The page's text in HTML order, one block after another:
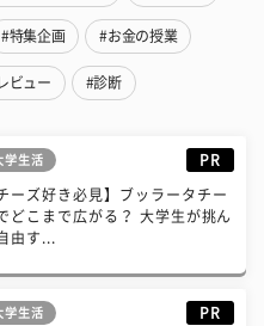
#特集企画 #お金の授業
ビュー #診断
学生活 PR
ーズ好き必見】ブッラータチー
どこまで広がる？ 大学生が挑ん
由す...
学生活 PR